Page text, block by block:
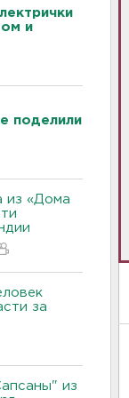
и
поделили
из «Дома
за
из